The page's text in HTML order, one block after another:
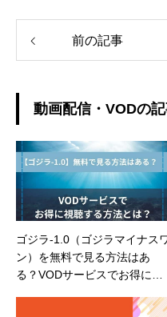
前の記事
動画配信・VODの
ゴジラ-1.0（ゴジラマイナス
ン）を無料で見る方法はあ
る？VODサービスでお得に視